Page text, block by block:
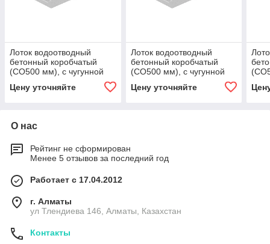
Лоток водоотводный
бетонный коробчатый
(СО500 мм), с чугунной
насадкой, с уклоном 0,5%
КUу 100.60,3
Цену уточняйте
Лоток водоотводный
бетонный коробчатый
(СО500 мм), с чугунной
насадкой, с уклоном 0,5%
КUу 100.60,3
Цену уточняйте
КUу
О нас
Рейтинг не сформирован
Менее 5 отзывов за последний год
Работает с 17.04.2012
г. Алматы
ул Тлендиева 146, Алматы, Казахстан
Контакты